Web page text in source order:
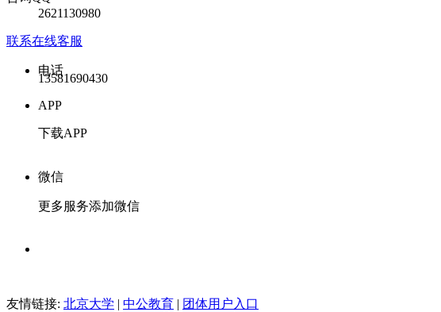
2621130980
联系在线客服
电话
13581690430
APP
下载APP
微信
更多服务添加微信
友情链接: 北京大学 | 中公教育 | 团体用户入口